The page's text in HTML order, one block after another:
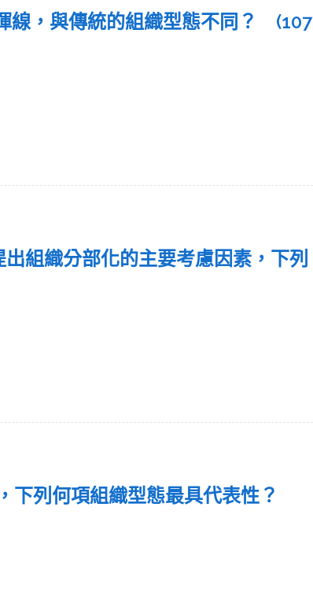
線，與傳統的組織型態不同？ (107
組織分部化的主要考慮因素，下列
下列何項組織型態最具代表性？